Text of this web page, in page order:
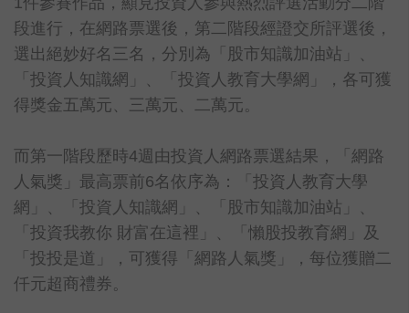
段進行，在網路票選後，第二階段經證交所評選後，
選出絕妙好名三名，分別為「股市知識加油站」、
「投資人知識網」、「投資人教育大學網」，各可獲
得獎金五萬元、三萬元、二萬元。
而第一階段歷時4週由投資人網路票選結果，「網路
人氣獎」最高票前6名依序為：「投資人教育大學
網」、「投資人知識網」、「股市知識加油站」、
「投資我教你 財富在這裡」、「懶股投教育網」及
「投投是道」，可獲得「網路人氣獎」，每位獲贈二
仟元超商禮券。